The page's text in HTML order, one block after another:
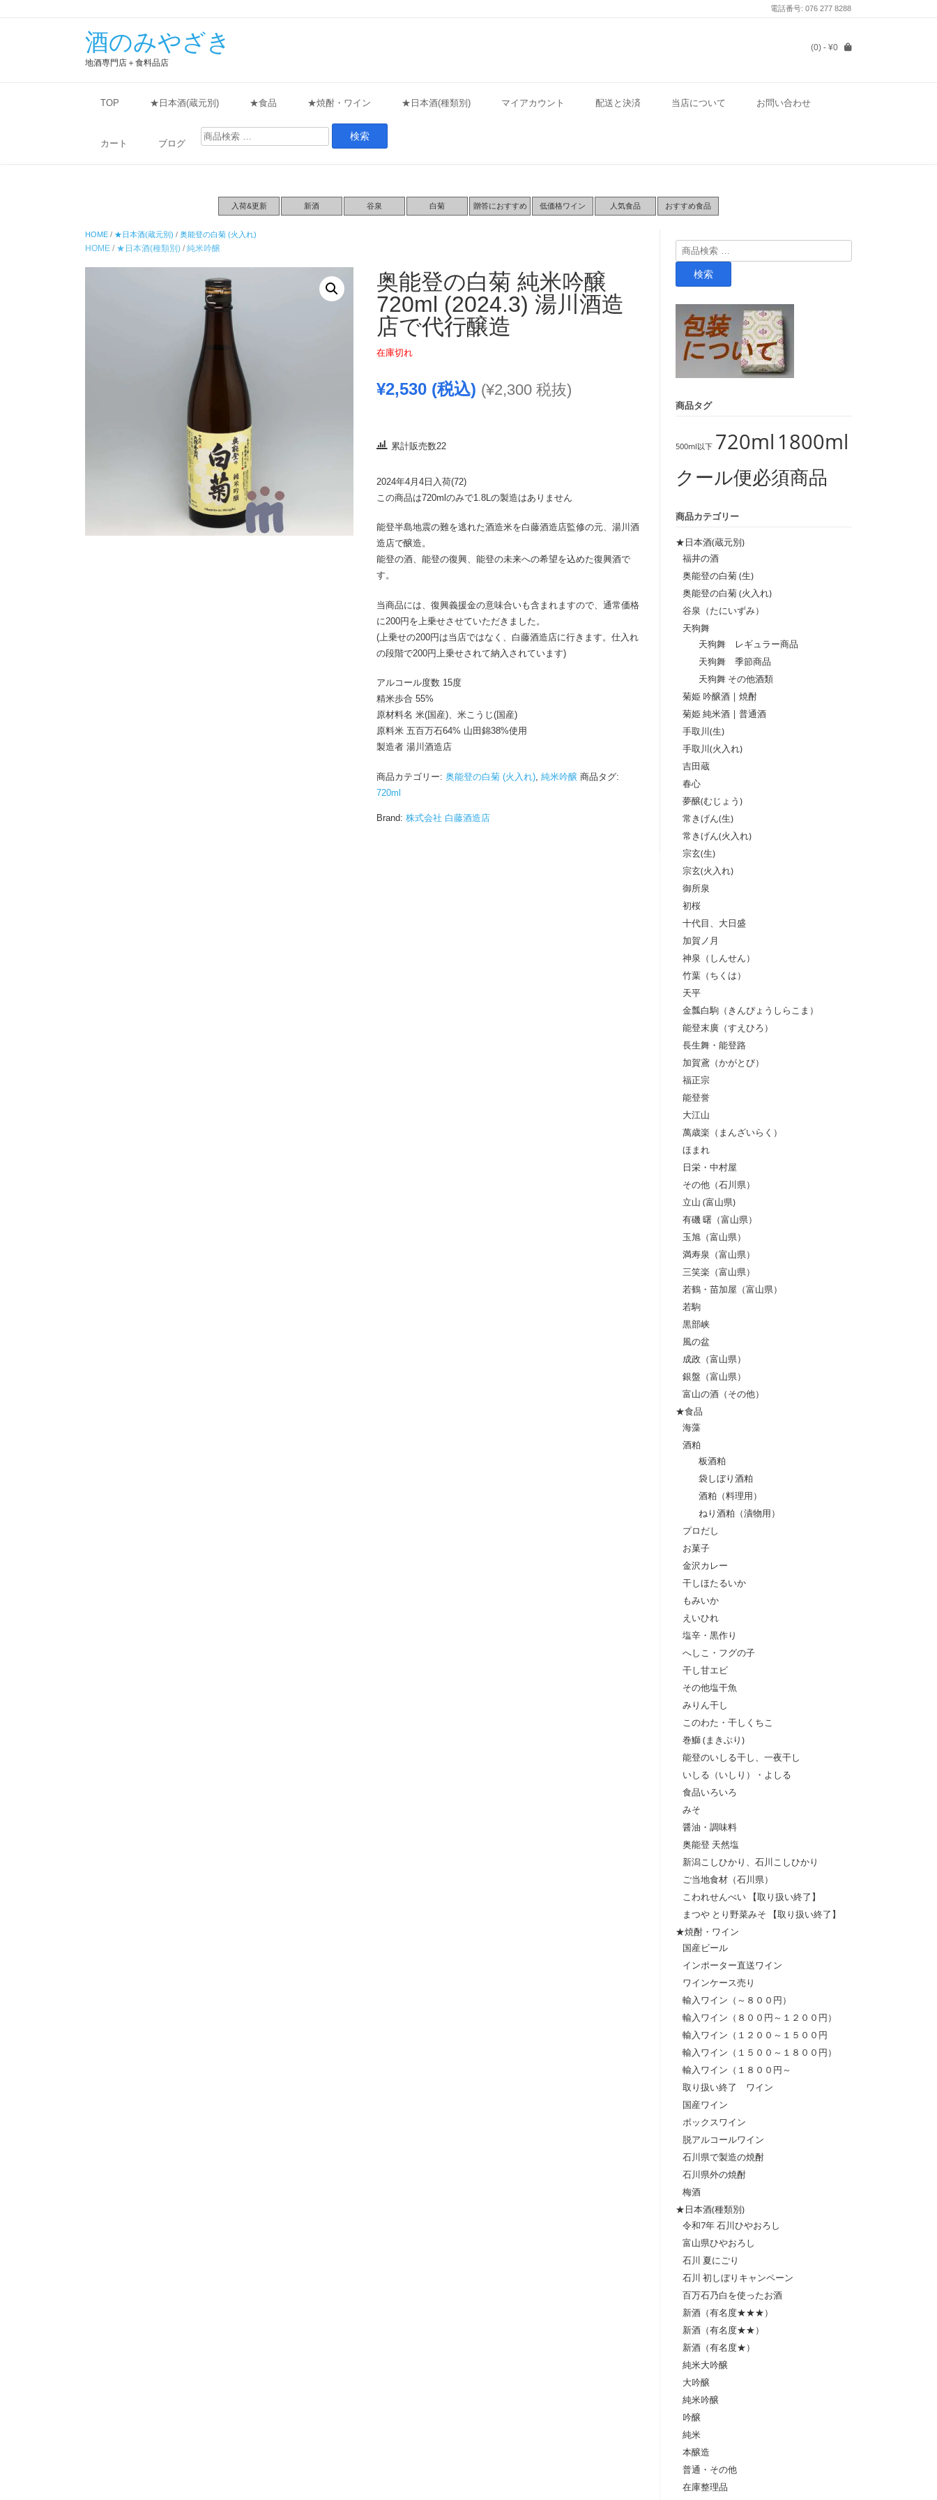
電話番号: 076 277 8288
酒のみやざき
地酒専門店＋食料品店
(0) - ¥0
TOP ★日本酒(蔵元別) ★食品 ★焼酎・ワイン ★日本酒(種類別) マイアカウント 配送と決済 当店について お問い合わせ
カート ブログ
検
索
入荷&更新 新酒 谷泉 白菊 贈答におすすめ 低価格ワイン 人気食品 おすすめ食品
HOME / ★日本酒(蔵元別) / 奥能登の白菊 (火入れ)
HOME / ★日本酒(種類別) / 純米吟醸
奥能登の白菊 純米吟醸
720ml (2024.3) 湯川酒造
店で代行醸造
在庫切れ
¥2,530(税込) (¥2,300税抜)
累計販売数22
2024年4月4日入荷(72)
この商品は720mlのみで1.8Lの製造はありません
能登半島地震の難を逃れた酒造米を白藤酒造店監修の元、湯川酒
造店で醸造。
能登の酒、能登の復興、能登の未来への希望を込めた復興酒で
す。
当商品には、復興義援金の意味合いも含まれますので、通常価格
に200円を上乗せさせていただきました。
(上乗せの200円は当店ではなく、白藤酒造店に行きます。仕入れ
の段階で200円上乗せされて納入されています)
アルコール度数 15度
精米歩合 55%
原材料名 米(国産)、米こうじ(国産)
原料米 五百万石64% 山田錦38%使用
製造者 湯川酒造店
商品カテゴリー: 奥能登の白菊 (火入れ), 純米吟醸 商品タグ:
720ml
Brand: 株式会社 白藤酒造店
検
索
検索
商品タグ
500ml以下 720ml 1800ml
クール便必須商品
商品カテゴリー
★日本酒(蔵元別)
福井の酒
奥能登の白菊 (生)
奥能登の白菊 (火入れ)
谷泉（たにいずみ）
天狗舞
天狗舞 レギュラー商品
天狗舞 季節商品
天狗舞 その他酒類
菊姫 吟醸酒 | 焼酎
菊姫 純米酒 | 普通酒
手取川(生)
手取川(火入れ)
吉田蔵
春心
夢醸(むじょう)
常きげん(生)
常きげん(火入れ)
宗玄(生)
宗玄(火入れ)
御所泉
初桜
十代目、大日盛
加賀ノ月
神泉（しんせん）
竹葉（ちくは）
天平
金瓢白駒（きんぴょうしらこま）
能登末廣（すえひろ）
長生舞・能登路
加賀鳶（かがとび）
福正宗
能登誉
大江山
萬歳楽（まんざいらく）
ほまれ
日栄・中村屋
その他（石川県）
立山 (富山県)
有磯 曙（富山県）
玉旭（富山県）
満寿泉（富山県）
三笑楽（富山県）
若鶴・苗加屋（富山県）
若駒
黒部峡
風の盆
成政（富山県）
銀盤（富山県）
富山の酒（その他）
★食品
海藻
酒粕
板酒粕
袋しぼり酒粕
酒粕（料理用）
ねり酒粕（漬物用）
プロだし
お菓子
金沢カレー
干しほたるいか
もみいか
えいひれ
塩辛・黒作り
へしこ・フグの子
干し甘エビ
その他塩干魚
みりん干し
このわた・干しくちこ
巻鰤 (まきぶり)
能登のいしる干し、一夜干し
いしる（いしり）・よしる
食品いろいろ
みそ
醤油・調味料
奥能登 天然塩
新潟こしひかり、石川こしひかり
ご当地食材（石川県）
こわれせんべい 【取り扱い終了】
まつや とり野菜みそ 【取り扱い終了】
★焼酎・ワイン
国産ビール
インポーター直送ワイン
ワインケース売り
輸入ワイン（～８００円）
輸入ワイン（８００円～１２００円）
輸入ワイン（１２００～１５００円
輸入ワイン（１５００～１８００円）
輸入ワイン（１８００円～
取り扱い終了 ワイン
国産ワイン
ボックスワイン
脱アルコールワイン
石川県で製造の焼酎
石川県外の焼酎
梅酒
★日本酒(種類別)
令和7年 石川ひやおろし
富山県ひやおろし
石川 夏にごり
石川 初しぼりキャンペーン
百万石乃白を使ったお酒
新酒（有名度★★★）
新酒（有名度★★）
新酒（有名度★）
純米大吟醸
大吟醸
純米吟醸
吟醸
純米
本醸造
普通・その他
在庫整理品